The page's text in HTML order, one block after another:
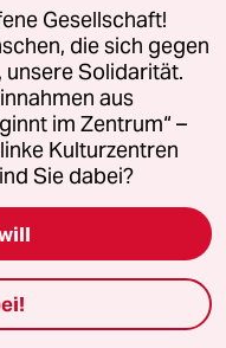
Gesellschaft!
die sich gegen
unsere Solidarität.
aus
im Zentrum“ –
Kulturzentren
Sie dabei?